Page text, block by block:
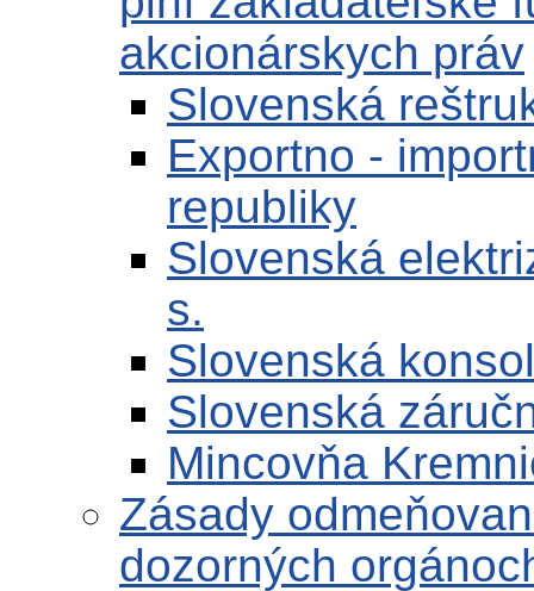
akcionárskych práv
Slovenská
Exportno -
republiky
Slovenská
s.
Slovenská
Slovenská
Mincovňa
Zásady
dozorných